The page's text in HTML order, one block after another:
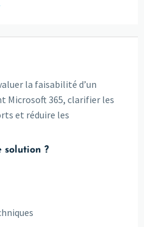
la faisabilité d’un
Microsoft 365, clarifier les
et réduire les
solution ?